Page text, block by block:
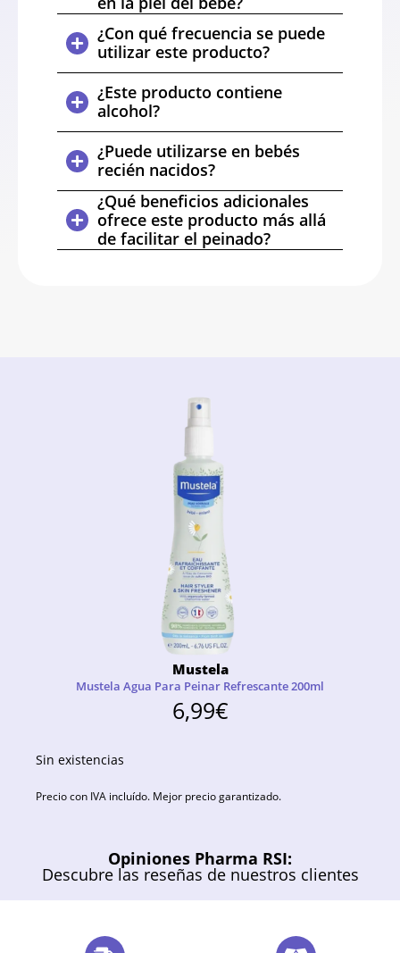
¿Con qué frecuencia se puede
utilizar este producto?
¿Este producto contiene
alcohol?
¿Puede utilizarse en bebés
recién nacidos?
¿Qué beneficios adicionales
ofrece este producto más allá
de facilitar el peinado?
Mustela
Mustela Agua Para Peinar Refrescante 200ml
6,99€
Sin existencias
Precio con IVA incluído. Mejor precio garantizado.
Opiniones Pharma RSI:
Descubre las reseñas de nuestros clientes